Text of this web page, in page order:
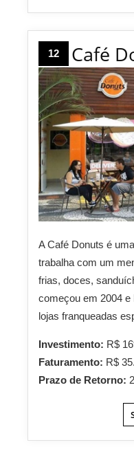
12 Café
A Café Donuts é
trabalha com um
frias, doces,
começou em 2004
lojas franqueadas
Investimento: R$
Faturamento: R$
Prazo de Retorno: